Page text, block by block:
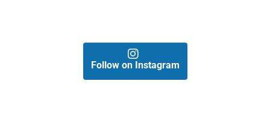
Follow on Instagram